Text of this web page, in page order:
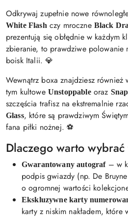
Odkrywaj zupełnie nowe
White Flashczy mroczne Black
prezentują się obłędnie w każdym
zbieranie, to prawdziwe polowanie
boisk Italii. 💎
Wewnątrz boxa znajdziesz również
tym kultowe Unstoppableoraz
szczęścia trafisz na ekstremalnie
Glass, które są prawdziwym
fana piłki nożnej. ⚽
Dlaczego warto
Gwarantowany autograf– w
podpis gwiazdy (np. De
o ogromnej wartości
Ekskluzywne karty
karty z niskim nakładem,